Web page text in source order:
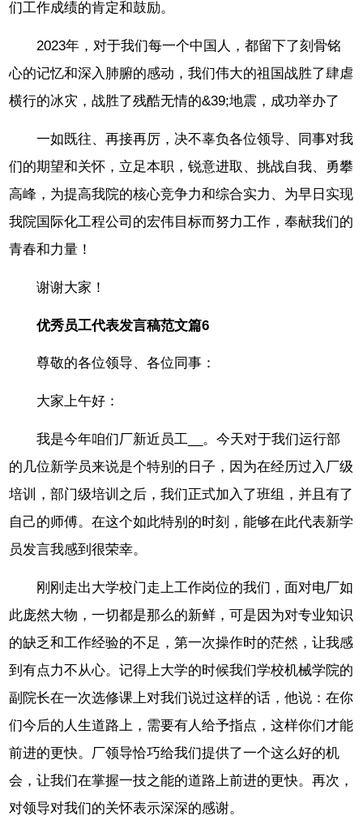
们工作成绩的肯定和鼓励。
2023年，对于我们每一个中国人，都留下了刻骨铭
心的记忆和深入肺腑的感动，我们伟大的祖国战胜了肆虐
横行的冰灾，战胜了残酷无情的&39;地震，成功举办了
一如既往、再接再厉，决不辜负各位领导、同事对我
们的期望和关怀，立足本职，锐意进取、挑战自我、勇攀
高峰，为提高我院的核心竞争力和综合实力、为早日实现
我院国际化工程公司的宏伟目标而努力工作，奉献我们的
青春和力量！
谢谢大家！
优秀员工代表发言稿范文篇6
尊敬的各位领导、各位同事：
大家上午好：
我是今年咱们厂新近员工__。今天对于我们运行部
的几位新学员来说是个特别的日子，因为在经历过入厂级
培训，部门级培训之后，我们正式加入了班组，并且有了
自己的师傅。在这个如此特别的时刻，能够在此代表新学
员发言我感到很荣幸。
刚刚走出大学校门走上工作岗位的我们，面对电厂如
此庞然大物，一切都是那么的新鲜，可是因为对专业知识
的缺乏和工作经验的不足，第一次操作时的茫然，让我感
到有点力不从心。记得上大学的时候我们学校机械学院的
副院长在一次选修课上对我们说过这样的话，他说：在你
们今后的人生道路上，需要有人给予指点，这样你们才能
前进的更快。厂领导恰巧给我们提供了一个这么好的机
会，让我们在掌握一技之能的道路上前进的更快。再次，
对领导对我们的关怀表示深深的感谢。